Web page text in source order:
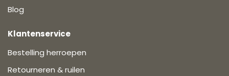
Blog
Klantenservice
Bestelling herroepen
Retourneren & ruilen